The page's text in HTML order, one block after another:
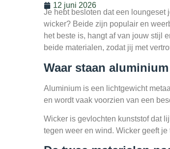
12 juni 2026
Je hebt besloten dat een loungeset
wicker? Beide zijn populair en
het beste is, hangt af van jouw stijl
beide materialen, zodat jij met
Waar staan
Aluminium is een lichtgewicht
en wordt vaak voorzien van een
Wicker is gevlochten kunststof dat
tegen weer en wind. Wicker geeft